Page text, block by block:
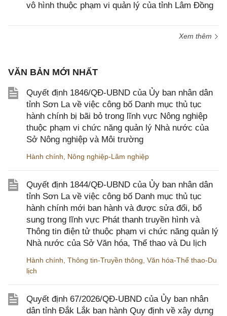
vô hình thuộc phạm vi quản lý của tỉnh Lâm Đồng
Xem thêm
VĂN BẢN MỚI NHẤT
Quyết định 1846/QĐ-UBND của Ủy ban nhân dân
tỉnh Sơn La về việc công bố Danh mục thủ tục
hành chính bị bãi bỏ trong lĩnh vực Nông nghiệp
thuộc phạm vi chức năng quản lý Nhà nước của
Sở Nông nghiệp và Môi trường
Hành chính Nông nghiệp-Lâm nghiệp
Quyết định 1844/QĐ-UBND của Ủy ban nhân dân
tỉnh Sơn La về việc công bố Danh mục thủ tục
hành chính mới ban hành và được sửa đổi, bổ
sung trong lĩnh vực Phát thanh truyền hình và
Thông tin điện tử thuộc phạm vi chức năng quản lý
Nhà nước của Sở Văn hóa, Thể thao và Du lịch
Hành chính Thông tin-Truyền thông Văn hóa-Thể thao-Du
lịch
Quyết định 67/2026/QĐ-UBND của Ủy ban nhân
dân tỉnh Đắk Lắk ban hành Quy định về xây dựng